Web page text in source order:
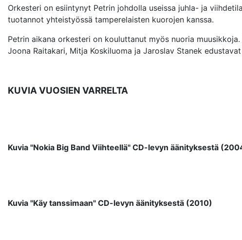
Orkesteri on esiintynyt Petrin johdolla useissa juhla- ja
tuotannot yhteistyössä tamperelaisten kuorojen kanssa.
Petrin aikana orkesteri on kouluttanut myös nuoria
Joona Raitakari, Mitja Koskiluoma ja Jaroslav Stanek
KUVIA VUOSIEN VARRELTA
Kuvia "Nokia Big Band Viihteellä" CD-levyn äänityksestä
Kuvia "Käy tanssimaan" CD-levyn äänityksestä (2010)